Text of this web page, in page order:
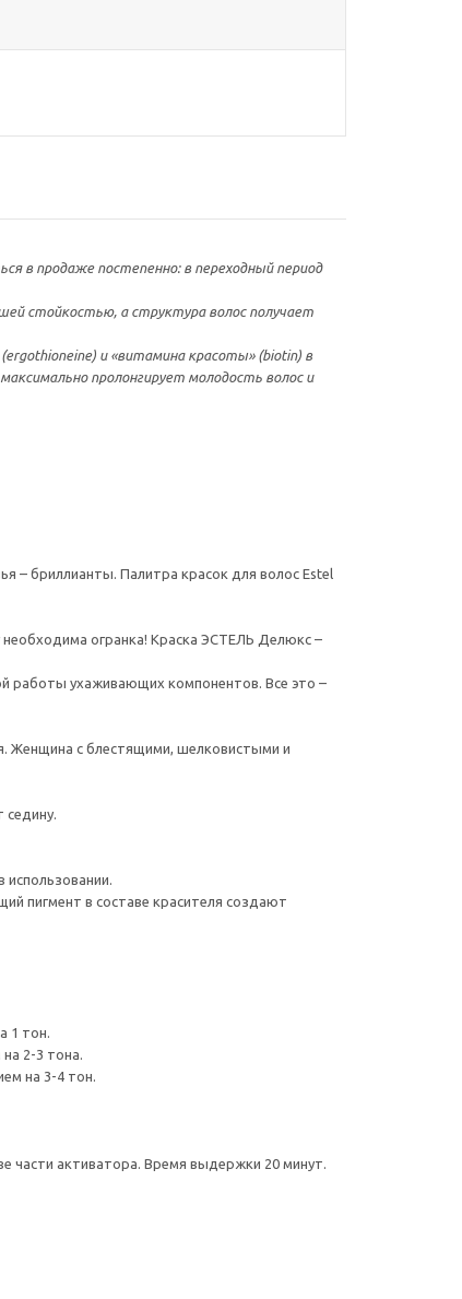
в продаже постепенно: в переходный период
стойкостью, а структура волос получает
и «витамина красоты» (biotin) в
пролонгирует молодость волос и
– бриллианты. Палитра красок для волос Estel
необходима огранка! Краска ЭСТЕЛЬ Делюкс –
работы ухаживающих компонентов. Все это –
Женщина с блестящими, шелковистыми и
седину.
использовании.
пигмент в составе красителя создают
1 тон.
2-3 тона.
на 3-4 тон.
части активатора. Время выдержки 20 минут.